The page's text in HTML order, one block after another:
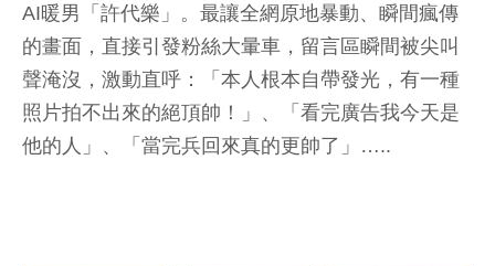
AI暖男「許代樂」。最讓全網原地暴動、瞬間瘋傳
的畫面，直接引發粉絲大暈車，留言區瞬間被尖叫
聲淹沒，激動直呼：「本人根本自帶發光，有一種
照片拍不出來的絕頂帥！」、「看完廣告我今天是
他的人」、「當完兵回來真的更帥了」…..